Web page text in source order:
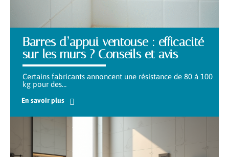
Barres d’appui ventouse : efficacité
sur les murs ? Conseils et avis
Certains fabricants annoncent une résistance de 80 à 100
kg pour des…
En savoir plus